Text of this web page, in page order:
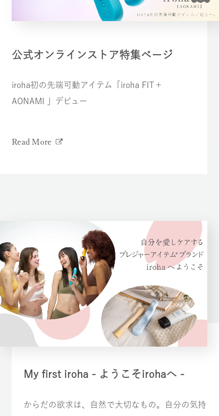
公式オンラインストア特集ページ
iroha初の先端可動アイテム「iroha FIT＋
AONAMI 」デビュー
Read More
My first iroha - ようこそirohaへ -
からだの欲求は、自然で大切なもの。自分の気持